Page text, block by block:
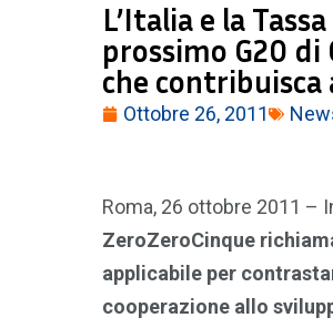
L’Italia e la
prossimo G20 di
che contribuisca
Ottobre 26, 2011
Roma, 26 ottobre 2011 –
ZeroZeroCinque
applicabile per
cooperazione allo